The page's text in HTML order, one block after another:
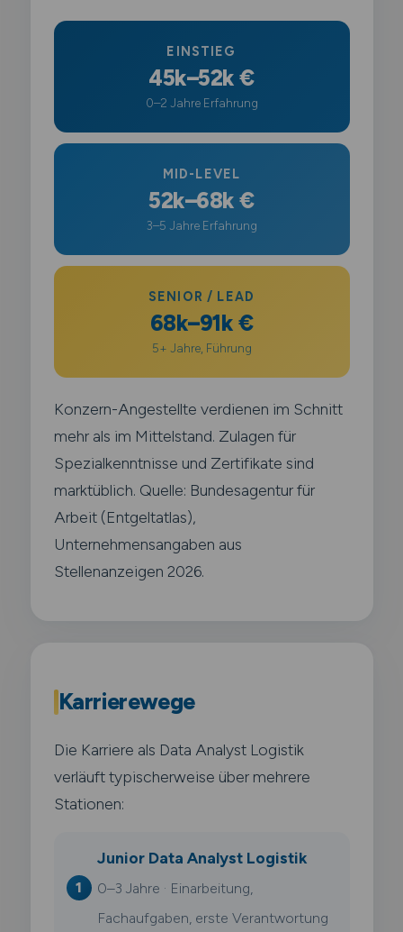
EINSTIEG
45k–52k €
0–2 Jahre Erfahrung
MID-LEVEL
52k–68k €
3–5 Jahre Erfahrung
SENIOR / LEAD
68k–91k €
5+ Jahre, Führung
Konzern-Angestellte verdienen im Schnitt
mehr als im Mittelstand. Zulagen für
Spezialkenntnisse und Zertifikate sind
marktüblich. Quelle: Bundesagentur für
Arbeit (Entgeltatlas),
Unternehmensangaben aus
Stellenanzeigen 2026.
Karrierewege
Die Karriere als Data Analyst Logistik
verläuft typischerweise über mehrere
Stationen:
Junior Data Analyst Logistik
0–3 Jahre · Einarbeitung,
Fachaufgaben, erste Verantwortung